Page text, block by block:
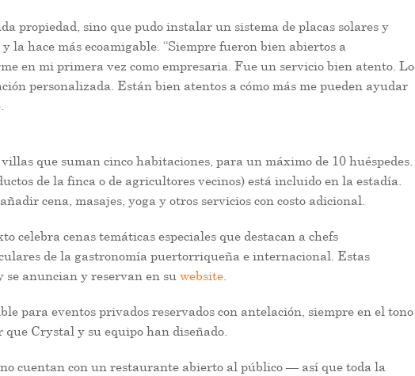
propiedad, sino que pudo instalar un sistema de placas solares y
la hace más ecoamigable. “Siempre fueron bien abiertos a
en mi primera vez como empresaria. Fue un servicio bien atento. Lo
personalizada. Están bien atentos a cómo más me pueden ayudar
que suman cinco habitaciones, para un máximo de 10 huéspedes.
de la finca o de agricultores vecinos) está incluido en la estadía.
cena, masajes, yoga y otros servicios con costo adicional.
celebra cenas temáticas especiales que destacan a chefs
de la gastronomía puertorriqueña e internacional. Estas
se anuncian y reservan en su website.
para eventos privados reservados con antelación, siempre en el tono
Crystal y su equipo han diseñado.
cuentan con un restaurante abierto al público — así que toda la